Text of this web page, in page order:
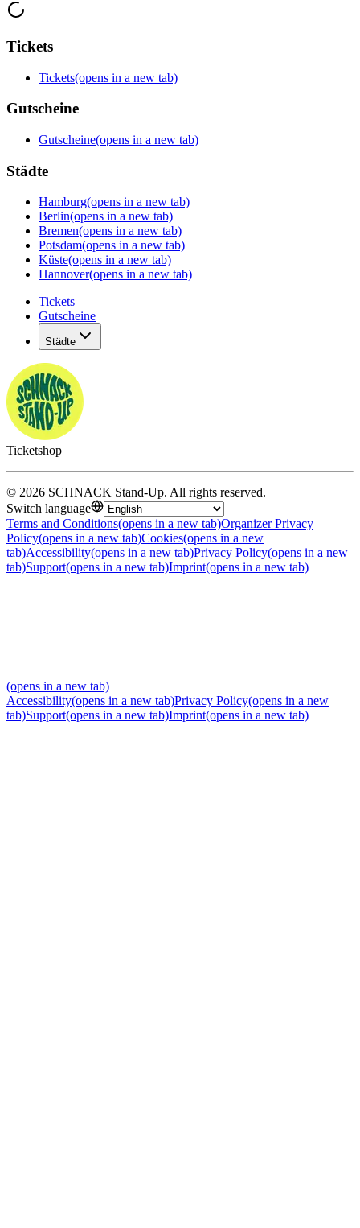
Tickets
Tickets(opens in a new tab)
Gutscheine
Gutscheine(opens in a new tab)
Städte
Hamburg(opens in a new tab)
Berlin(opens in a new tab)
Bremen(opens in a new tab)
Potsdam(opens in a new tab)
Küste(opens in a new tab)
Hannover(opens in a new tab)
Tickets
Gutscheine
Städte
Ticketshop
© 2026 SCHNACK Stand-Up. All rights reserved.
Switch language
Terms and Conditions(opens in a new tab)Organizer Privacy
Policy(opens in a new tab)Cookies(opens in a new
tab)Accessibility(opens in a new tab)Privacy Policy(opens in a new
tab)Support(opens in a new tab)Imprint(opens in a new tab)
(opens in a new tab)
Accessibility(opens in a new tab)Privacy Policy(opens in a new
tab)Support(opens in a new tab)Imprint(opens in a new tab)